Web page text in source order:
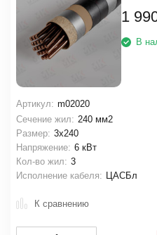
1
В
Артикул: m02020
Сечение жил: 240 мм2
Размер: 3х240
Напряжение: 6 кВт
Кол-во жил: 3
Исполнение кабеля: ЦАСБл
К сравнению